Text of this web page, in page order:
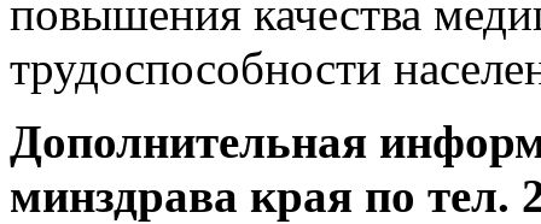
повышения качества
трудоспособности
Дополнительная
минздрава края по тел.